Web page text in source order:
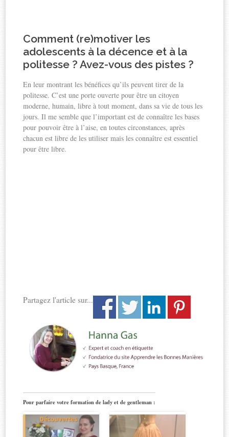
Comment (re)motiver les
adolescents à la décence et à la
politesse ? Avez-vous des pistes ?
En leur montrant les bénéfices qu’ils peuvent tirer de la
politesse. C’est une porte ouverte pour être un citoyen
moderne, humain, libre à tout moment, dans sa vie de tous les
jours. Il me semble que l’important est de connaître les bases
pour pouvoir être à l’aise, en toutes circonstances, après
chacun est libre de les utiliser mais les connaître est essentiel
pour être libre.
Partagez l'article sur...
Pour parfaire votre formation de lady et de gentleman :